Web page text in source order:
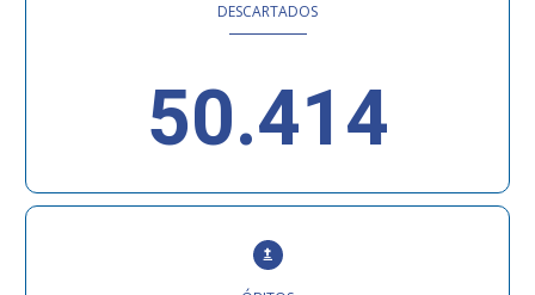
DESCARTADOS
50.414